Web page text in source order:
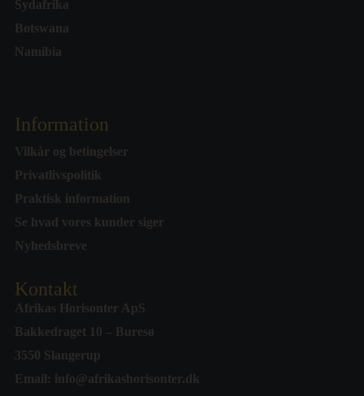
Sydafrika
Botswana
Namibia
Information
Vilkår og betingelser
Privatlivspolitik
Praktisk information
Se hvad vores kunder siger
Nyhedsbreve
Kontakt
Afrikas Horisonter ApS
Bakkedraget 10 – Buresø
3550 Slangerup
Email: info@afrikashorisonter.dk